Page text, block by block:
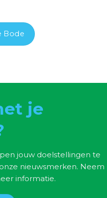
Bode
je
jouw doelstellingen te
nieuwsmerken. Neem
informatie.